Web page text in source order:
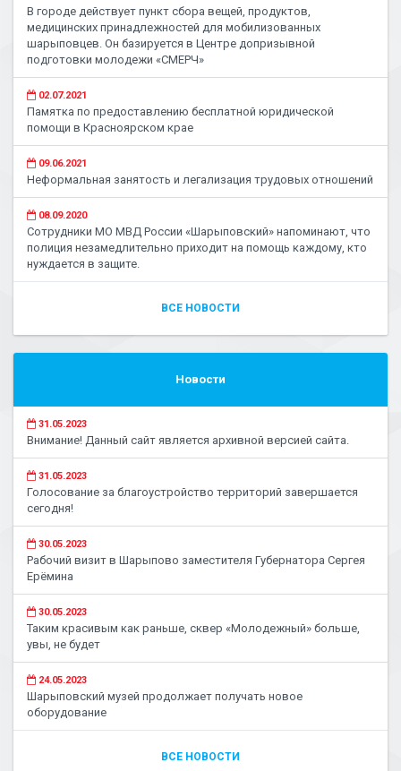
В городе действует пункт сбора вещей, продуктов,
медицинских принадлежностей для мобилизованных
шарыповцев. Он базируется в Центре допризывной
подготовки молодежи «СМЕРЧ»
02.07.2021
Памятка по предоставлению бесплатной юридической
помощи в Красноярском крае
09.06.2021
Неформальная занятость и легализация трудовых отношений
08.09.2020
Сотрудники МО МВД России «Шарыповский» напоминают, что
полиция незамедлительно приходит на помощь каждому, кто
нуждается в защите.
ВСЕ НОВОСТИ
Новости
31.05.2023
Внимание! Данный сайт является архивной версией сайта.
31.05.2023
Голосование за благоустройство территорий завершается
сегодня!
30.05.2023
Рабочий визит в Шарыпово заместителя Губернатора Сергея
Ерёмина
30.05.2023
Таким красивым как раньше, сквер «Молодежный» больше,
увы, не будет
24.05.2023
Шарыповский музей продолжает получать новое
оборудование
ВСЕ НОВОСТИ